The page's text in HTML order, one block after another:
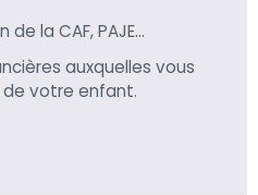
la CAF, PAJE…
auxquelles vous
votre enfant.